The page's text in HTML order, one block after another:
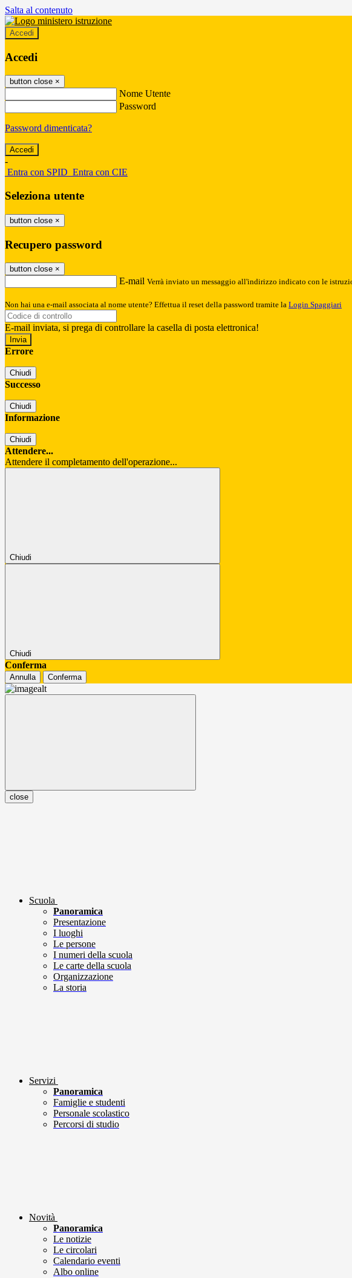
Salta al contenuto
Accedi
Accedi
button close ×
Nome Utente
Password
Password dimenticata?
-
Entra con SPID Entra con CIE
Seleziona utente
button close ×
Recupero password
button close ×
E-mail Verrà inviato un messaggio all'indirizzo indicato con le
Non hai una e-mail associata al nome utente? Effettua il reset della password tramite la Login Spaggiari
E-mail inviata, si prega di controllare la casella di posta elettronica!
Errore
Chiudi
Successo
Chiudi
Informazione
Chiudi
Attendere...
Attendere il completamento dell'operazione...
Chiudi
Chiudi
Conferma
Annulla Conferma
close
Scuola
Panoramica
Presentazione
I luoghi
Le persone
I numeri della scuola
Le carte della scuola
Organizzazione
La storia
Servizi
Panoramica
Famiglie e studenti
Personale scolastico
Percorsi di studio
Novità
Panoramica
Le notizie
Le circolari
Calendario eventi
Albo online